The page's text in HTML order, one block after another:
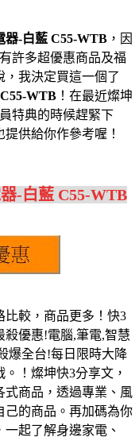
器-白藍 C55-WTB ，因
許多超優惠商品及福
我決定買這一個了
WTB ！在最近燦坤
特典的時候趕緊下
供給你作參考喔！
-白藍 C55-WTB
比較，商品更多！快3
優惠!電腦,筆電,智慧
爆全台!每日限時大降
！燦坤快3分享文，
式商品，透過專業、風
己的商品。再加碼為你
起了解身邊家電、